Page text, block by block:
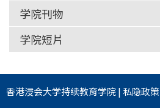
会
大
学
学院刊物
学院短片
香港浸会大学持续教育学院| 私隐政策